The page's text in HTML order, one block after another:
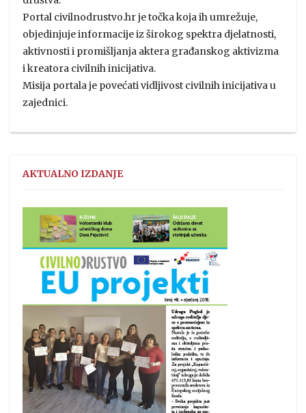
Portal civilnodrustvo.hr je točka koja ih umrežuje,
objedinjuje informacije iz širokog spektra djelatnosti,
aktivnosti i promišljanja aktera građanskog aktivizma
i kreatora civilnih inicijativa.
Misija portala je povećati vidljivost civilnih inicijativa u
zajednici.
AKTUALNO IZDANJE